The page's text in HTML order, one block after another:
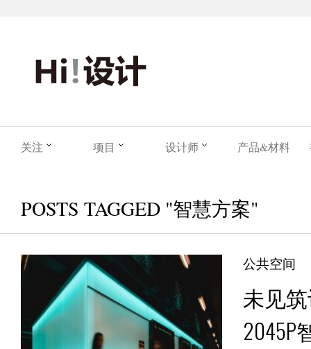
关注 项目 设计师 产品&材料
POSTS TAGGED "智慧方案"
公共空间
未见
2045P